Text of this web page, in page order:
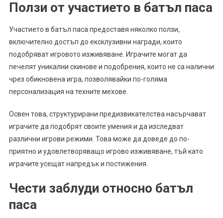
Ползи от участието в батъл паса
Участието в батъл паса предоставя няколко ползи,
включително достъп до ексклузивни награди, които
подобряват игровото изживяване. Играчите могат да
печелят уникални скинове и подобрения, които не са налични
чрез обикновена игра, позволявайки по-голяма
персонализация на техните мехове.
Освен това, структурирани предизвикателства насърчават
играчите да подобрят своите умения и да изследват
различни игрови режими. Това може да доведе до по-
приятно и удовлетворяващо игрово изживяване, тъй като
играчите усещат напредък и постижения.
Чести заблуди относно батъл
паса